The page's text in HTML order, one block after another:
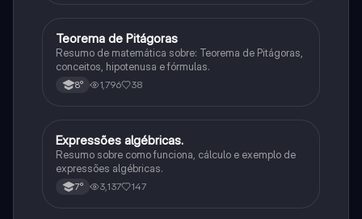
Matematica
Teorema de Pitágoras
Resumo de matemática sobre: Teorema de Pitágoras,
conceitos, hipotenusa e fórmulas.
8° 1,796 38
Matematica
Expressões algébricas.
Resumo sobre como funciona, cálculo e exemplo de
expressões algébricas.
7° 3,137 147